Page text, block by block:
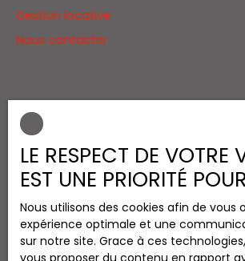
Gestion locative
Nous contacter
INFORMATIONS
Nos honoraires
Mentions légales
Politique de confidentialité
Plan du site
Gérer les cookies
LE RESPECT DE VOTRE
EST UNE PRIORITÉ
Nous utilisons des cookies afin de vous
expérience optimale et une
sur notre site. Grace à ces
vous proposer du contenu en rapport